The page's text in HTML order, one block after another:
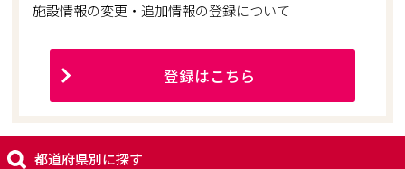
施設情報の変更・追加情報の登録について
登録はこちら
都道府県別に探す